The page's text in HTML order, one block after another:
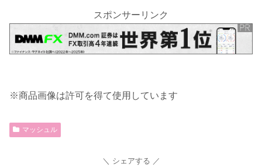
スポンサーリンク
※商品画像は許可を得て使用しています
マッシュル
シェアする